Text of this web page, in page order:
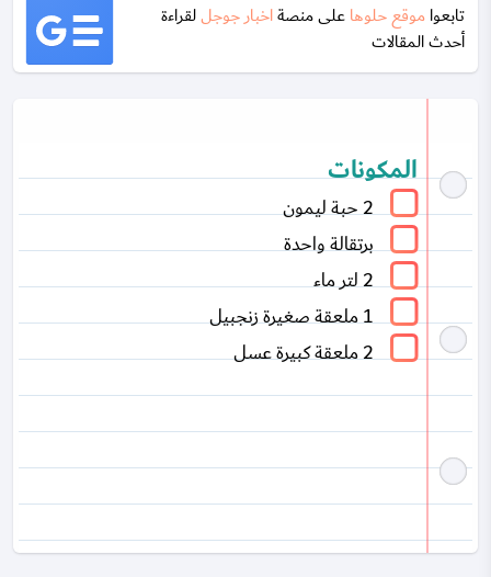
تابعواموقع حلوهاعلى منصةاخبار جوجللقراءة
أحدث المقالات
المكونات
2 حبة ليمون
برتقالة واحدة
2 لتر ماء
1 ملعقة صغيرة زنجبيل
2 ملعقة كبيرة عسل